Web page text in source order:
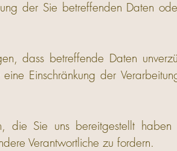
der Sie betreffenden Daten
dass betreffende Daten
Einschränkung der
die Sie uns bereitgestellt haben
Verantwortliche zu fordern.